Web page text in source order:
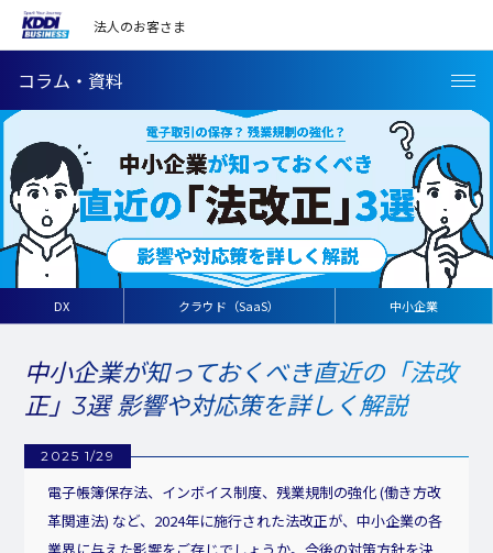
法人のお客さま
コラム・資料
DX クラウド（SaaS） 中小企業
中小企業が知っておくべき直近の「法改
正」3選 影響や対応策を詳しく解説
2025 1/29
電子帳簿保存法、インボイス制度、残業規制の強化 (働き方改
革関連法) など、2024年に施行された法改正が、中小企業の各